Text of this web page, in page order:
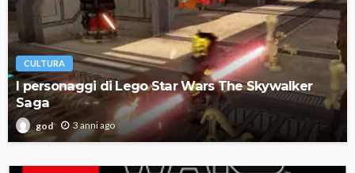
CULTURA
I personaggi di Lego Star Wars The Skywalker
Saga
god 3 anni ago